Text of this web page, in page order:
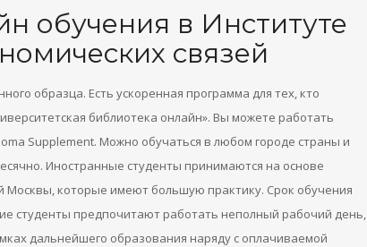
обучения в Институте
связей
образца. Есть ускоренная программа для тех, кто
библиотека онлайн». Вы можете работать
Supplement. Можно обучаться в любом городе страны и
Иностранные студенты принимаются на основе
Москвы, которые имеют большую практику. Срок обучения
студенты предпочитают работать неполный рабочий день,
дальнейшего образования наряду с оплачиваемой